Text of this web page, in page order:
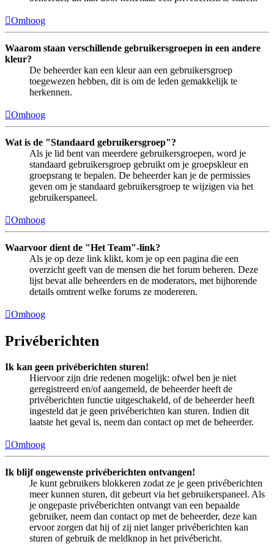
Omhoog
Waarom staan verschillende gebruikersgroepen in een andere
kleur?
De beheerder kan een kleur aan een gebruikersgroep
toegewezen hebben, dit is om de leden gemakkelijk te
herkennen.
Omhoog
Wat is de "Standaard gebruikersgroep"?
Als je lid bent van meerdere gebruikersgroepen, word je
standaard gebruikersgroep gebruikt om je groepskleur en
groepsrang te bepalen. De beheerder kan je de permissies
geven om je standaard gebruikersgroep te wijzigen via het
gebruikerspaneel.
Omhoog
Waarvoor dient de "Het Team"-link?
Als je op deze link klikt, kom je op een pagina die een
overzicht geeft van de mensen die het forum beheren. Deze
lijst bevat alle beheerders en de moderators, met bijhorende
details omtrent welke forums ze modereren.
Omhoog
Privéberichten
Ik kan geen privéberichten sturen!
Hiervoor zijn drie redenen mogelijk: ofwel ben je niet
geregistreerd en/of aangemeld, de beheerder heeft de
privéberichten functie uitgeschakeld, of de beheerder heeft
ingesteld dat je geen privéberichten kan sturen. Indien dit
laatste het geval is, neem dan contact op met de beheerder.
Omhoog
Ik blijf ongewenste privéberichten ontvangen!
Je kunt gebruikers blokkeren zodat ze je geen privéberichten
meer kunnen sturen, dit gebeurt via het gebruikerspaneel. Als
je ongepaste privéberichten ontvangt van een bepaalde
gebruiker, neem dan contact op met de beheerder, deze kan
ervoor zorgen dat hij of zij niet langer privéberichten kan
sturen of gebruik de meldknop in het privébericht.